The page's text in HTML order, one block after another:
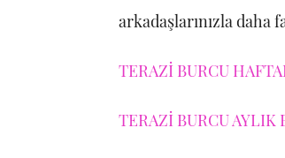
arkadaşlarınızla
TERAZİ BURCU
TERAZİ BURCU